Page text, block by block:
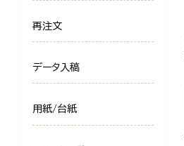
再注文
データ入稿
用紙/台紙